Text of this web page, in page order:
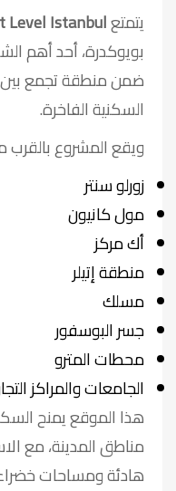
يتمتعLevel Istanbul
بويوكدرة، أحد أهم
ضمن منطقة تجمع بين
السكنية الفاخرة.
ويقع المشروع بالقرب
زورلو سنتر
مول كانيون
أك مركز
منطقة إتيلر
مسلك
جسر البوسفور
محطات المترو
الجامعات والمراكز
هذا الموقع يمنح
مناطق المدينة، مع
هادئة ومساحات